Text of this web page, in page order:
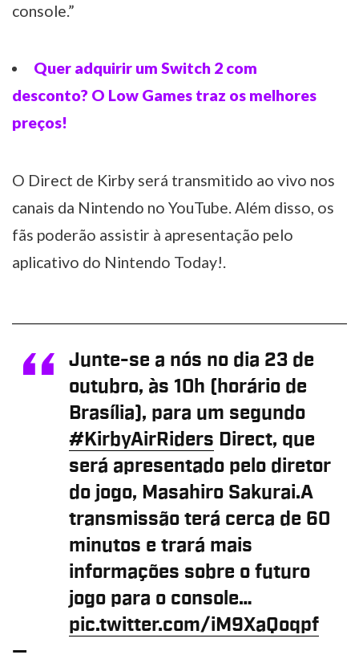
console.”
Quer adquirir um Switch 2 com
desconto? O Low Games traz os melhores
preços!
O Direct de Kirby será transmitido ao vivo nos
canais da Nintendo no YouTube. Além disso, os
fãs poderão assistir à apresentação pelo
aplicativo do Nintendo Today!.
Junte-se a nós no dia 23 de
outubro, às 10h (horário de
Brasília), para um segundo
#KirbyAirRiders Direct, que
será apresentado pelo diretor
do jogo, Masahiro Sakurai.A
transmissão terá cerca de 60
minutos e trará mais
informações sobre o futuro
jogo para o console…
pic.twitter.com/iM9XaQoqpf
—